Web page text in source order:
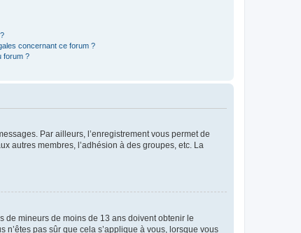
concernant ce forum ?
forum ?
Par ailleurs, l’enregistrement vous permet de
autres membres, l’adhésion à des groupes, etc. La
mineurs de moins de 13 ans doivent obtenir le
pas sûr que cela s’applique à vous, lorsque vous